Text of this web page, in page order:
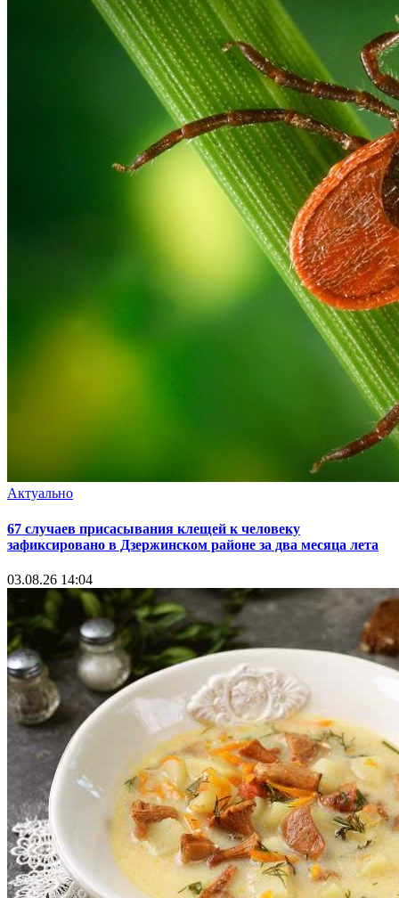
Актуально
67 случаев присасывания клещей к человеку
зафиксировано в Дзержинском районе за два месяца лета
03.08.26 14:04